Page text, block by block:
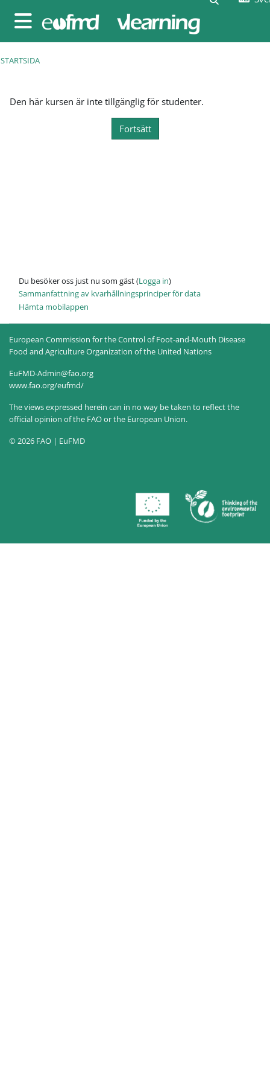
Sidopanel
STARTSIDA
Den här kursen är inte tillgänglig för studenter.
Fortsätt
Du besöker oss just nu som gäst (Logga in)
Sammanfattning av kvarhållningsprinciper för data
Hämta mobilappen
European Commission for the Control of Foot-and-Mouth Disease
Food and Agriculture Organization of the United Nations
EuFMD-Admin@fao.org
www.fao.org/eufmd/
The views expressed herein can in no way be taken to reflect the
official opinion of the FAO or the European Union.
© 2026 FAO | EuFMD